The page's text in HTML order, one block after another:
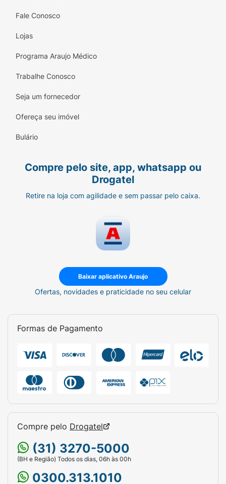
Fale Conosco
Lojas
Programa Araujo Médico
Trabalhe Conosco
Seja um fornecedor
Ofereça seu imóvel
Bulário
Compre pelo site, app, whatsapp ou
Drogatel
Retire na loja com agilidade e sem passar pelo caixa.
Baixar aplicativo Araujo
Ofertas, novidades e praticidade no seu celular
Formas de Pagamento
Compre pelo Drogatel
(31) 3270-5000
(BH e Região) Todos os dias, 06h às 00h
0300.313.1010